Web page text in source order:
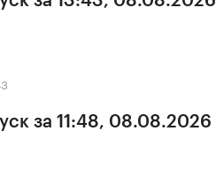
за 11:48, 08.08.2026